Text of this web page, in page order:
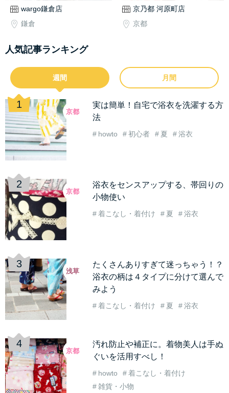
wargo鎌倉店
鎌倉
京乃都 河原町店
京都
人気記事ランキング
週間 月間
実は簡単！自宅で浴衣を洗濯する方
法
howto 初心者 夏 浴衣
京都
浴衣をセンスアップする、帯回りの
小物使い
着こなし・着付け 夏 浴衣
京都
たくさんありすぎて迷っちゃう！？
浴衣の柄は４タイプに分けて選んで
みよう
着こなし・着付け 夏 浴衣
浅草
汚れ防止や補正に。着物美人は手ぬ
ぐいを活用すべし！
howto
着こなし・着付け
雑貨・小物
京都